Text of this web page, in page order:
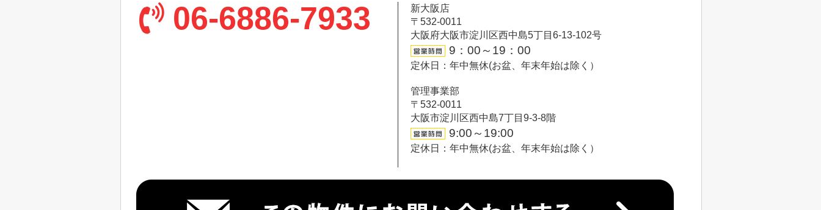
06-6886-7933
新大阪店
〒532-0011
大阪府大阪市淀川区西中島5丁目6-13-102号
9：00～19：00
定休日：年中無休(お盆、年末年始は除く）
管理事業部
〒532-0011
大阪市淀川区西中島7丁目9-3-8階
9:00～19:00
定休日：年中無休(お盆、年末年始は除く）